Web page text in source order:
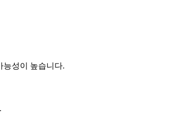
능성이 높습니다.